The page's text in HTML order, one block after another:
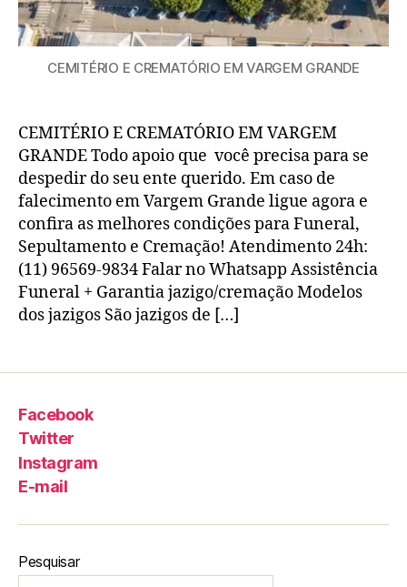
CEMITÉRIO E CREMATÓRIO EM VARGEM GRANDE
CEMITÉRIO E CREMATÓRIO EM VARGEM
GRANDE Todo apoio que você precisa para se
despedir do seu ente querido. Em caso de
falecimento em Vargem Grande ligue agora e
confira as melhores condições para Funeral,
Sepultamento e Cremação! Atendimento 24h:
(11) 96569-9834 Falar no Whatsapp Assistência
Funeral + Garantia jazigo/cremação Modelos
dos jazigos São jazigos de […]
Facebook
Twitter
Instagram
E-mail
Pesquisar